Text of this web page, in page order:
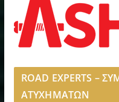
ROAD EXPERTS –
ΑΤΥΧΗΜΑΤΩΝ